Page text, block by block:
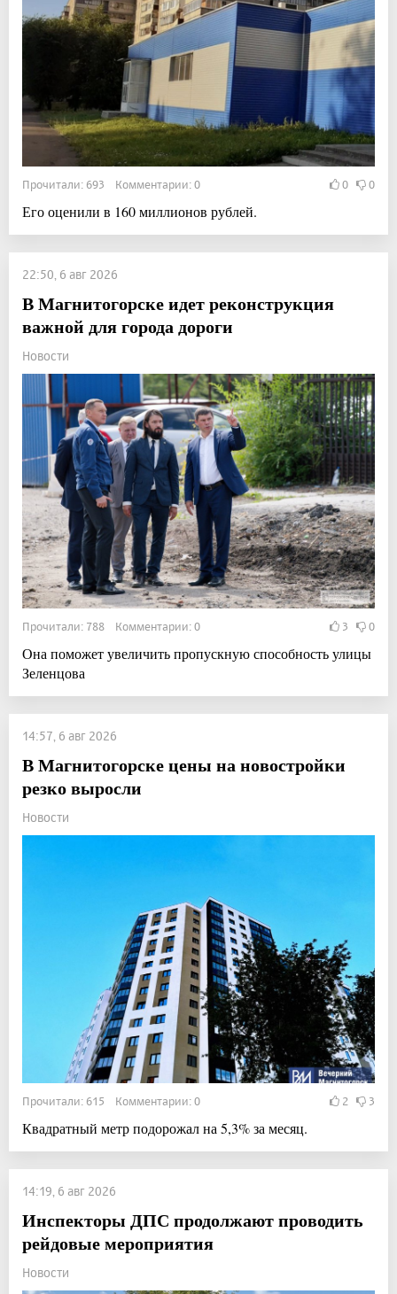
Прочитали: 693 Комментарии: 0 0 0
Его оценили в 160 миллионов рублей.
22:50, 6 авг 2026
В Магнитогорске идет реконструкция
важной для города дороги
Новости
Прочитали: 788 Комментарии: 0 3 0
Она поможет увеличить пропускную способность улицы
Зеленцова
14:57, 6 авг 2026
В Магнитогорске цены на новостройки
резко выросли
Новости
Прочитали: 615 Комментарии: 0 2 3
Квадратный метр подорожал на 5,3% за месяц.
14:19, 6 авг 2026
Инспекторы ДПС продолжают проводить
рейдовые мероприятия
Новости